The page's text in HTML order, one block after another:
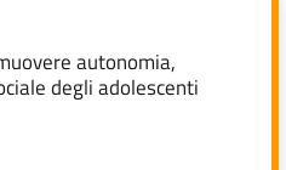
autonomia,
degli adolescenti